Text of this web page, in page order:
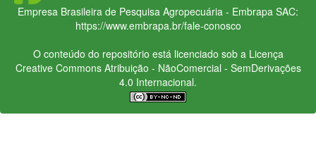
Empresa Brasileira de Pesquisa Agropecuária - Embrapa SAC:
https://www.embrapa.br/fale-conosco
O conteúdo do repositório está licenciado sob a Licença
Creative CommonsAtribuição - NãoComercial - SemDerivações
4.0 Internacional.